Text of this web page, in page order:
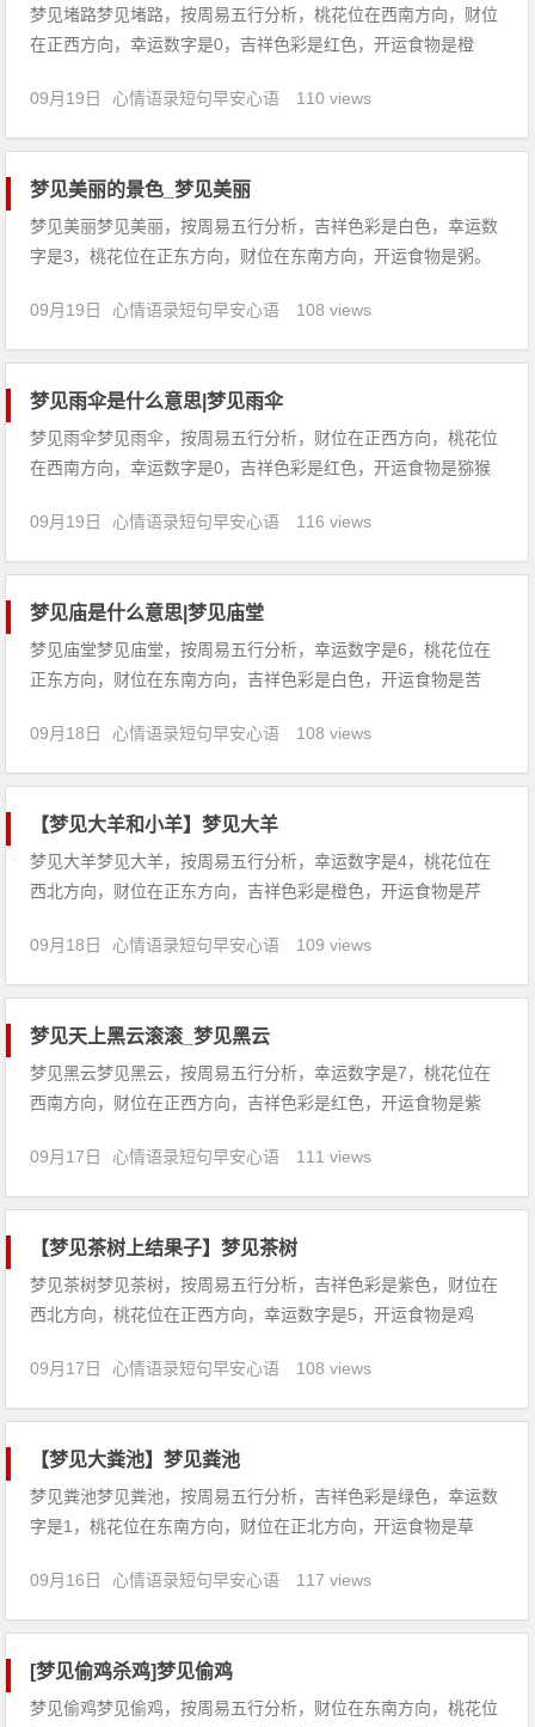
梦见堵路梦见堵路，按周易五行分析，桃花位在西南方向，财位
在正西方向，幸运数字是0，吉祥色彩是红色，开运食物是橙
势是很好的，自己心情不好的时候，就会胡乱的花钱购物，建议
需要学会节制。2、病人梦见堵路，预示着近期你的运势不好，
09月19日 心情语录短句早安心语 110 views
梦见美丽的景色_梦见美丽
梦见美丽梦见美丽，按周易五行分析，吉祥色彩是白色，幸运数
字是3，桃花位在正东方向，财位在东南方向，开运食物是粥。
舒畅，表示梦者会有愉快的旅游，生意投资也会令其满意，当
然，不能奢望太高。对于女性，这个梦境是快乐的感情生活的象
09月19日 心情语录短句早安心语 108 views
梦见雨伞是什么意思|梦见雨伞
梦见雨伞梦见雨伞，按周易五行分析，财位在正西方向，桃花位
在西南方向，幸运数字是0，吉祥色彩是红色，开运食物是猕猴
你感觉自己就像是一部运作良好的机器，休息的日子也有参加不
完的活动，适合参加一些短途的外出活动，会让心情变得更好，
09月19日 心情语录短句早安心语 116 views
梦见庙是什么意思|梦见庙堂
梦见庙堂梦见庙堂，按周易五行分析，幸运数字是6，桃花位在
正东方向，财位在东南方向，吉祥色彩是白色，开运食物是苦
成绩差，无法达到录取标准。2、怀孕的人梦见庙堂，生男。
六、七月生女，防早产。3、恋爱中的人梦见庙堂，心情不稳
09月18日 心情语录短句早安心语 108 views
【梦见大羊和小羊】梦见大羊
梦见大羊梦见大羊，按周易五行分析，幸运数字是4，桃花位在
西北方向，财位在正东方向，吉祥色彩是橙色，开运食物是芹
味着虽有得财利，然心情不宁，宜小心注意官符。2、做生意的
人梦见大羊，代表经营中阻碍多，成长慢，但是吉祥得利。3、
09月18日 心情语录短句早安心语 109 views
梦见天上黑云滚滚_梦见黑云
梦见黑云梦见黑云，按周易五行分析，幸运数字是7，桃花位在
西南方向，财位在正西方向，吉祥色彩是红色，开运食物是紫
情不大稳定，有一些狂乱或暴躁。黑云象征着忧虑、压力和烦
恼。2、做生意的人梦见黑云，代表起初遇到阻碍经营不利，重
09月17日 心情语录短句早安心语 111 views
【梦见茶树上结果子】梦见茶树
梦见茶树梦见茶树，按周易五行分析，吉祥色彩是紫色，财位在
西北方向，桃花位在正西方向，幸运数字是5，开运食物是鸡
明心情不稳定，忽冷忽热，互相信任婚姻可成。2、做生意的人
梦见茶树，代表数次的变动，营利起落不定，需要重新调整。
09月17日 心情语录短句早安心语 108 views
【梦见大粪池】梦见粪池
梦见粪池梦见粪池，按周易五行分析，吉祥色彩是绿色，幸运数
字是1，桃花位在东南方向，财位在正北方向，开运食物是草
预示着近期的玩乐心态比较重，自己无法专心工作，心情也会因
此受到影响，建议你要注意不要因为玩了过头而让自己的荷包受
09月16日 心情语录短句早安心语 117 views
[梦见偷鸡杀鸡]梦见偷鸡
梦见偷鸡梦见偷鸡，按周易五行分析，财位在东南方向，桃花位